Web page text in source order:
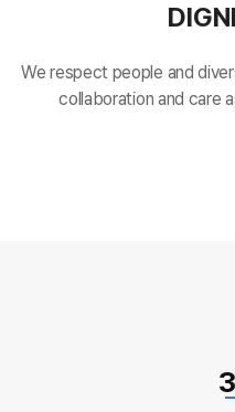
We respect people and
collaboration and care